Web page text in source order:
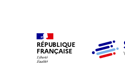
RÉPUBLIQUE
FRANÇAISE